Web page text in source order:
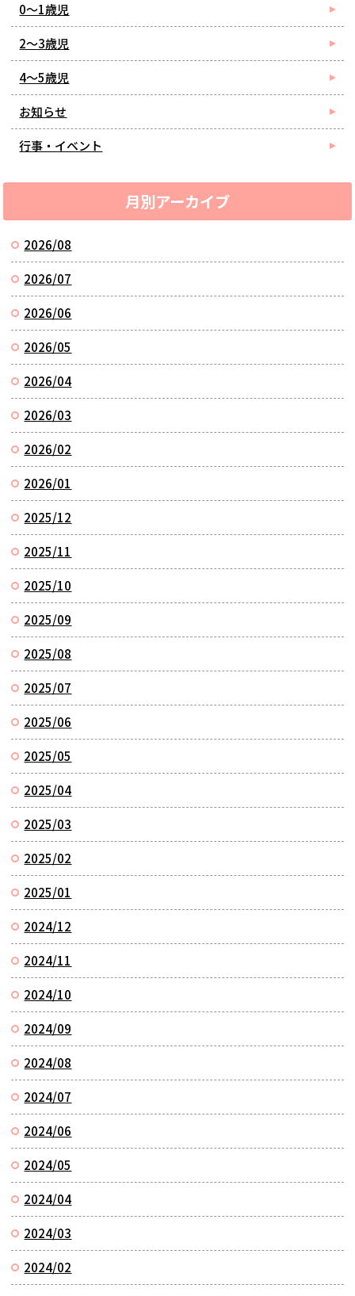
0～1歳児
2～3歳児
4～5歳児
お知らせ
行事・イベント
月別アーカイブ
2026/08
2026/07
2026/06
2026/05
2026/04
2026/03
2026/02
2026/01
2025/12
2025/11
2025/10
2025/09
2025/08
2025/07
2025/06
2025/05
2025/04
2025/03
2025/02
2025/01
2024/12
2024/11
2024/10
2024/09
2024/08
2024/07
2024/06
2024/05
2024/04
2024/03
2024/02